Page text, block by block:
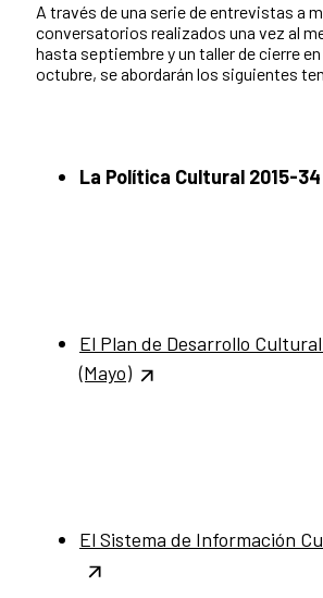
A través de una serie de entrevistas a
conversatorios realizados una vez al
hasta septiembre y un taller de cierre
octubre, se abordarán los siguientes
La Política Cultural 2015-
El Plan de Desarrollo
(Mayo)
El Sistema de Información